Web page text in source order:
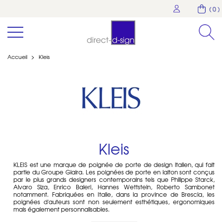
( 0 )
Accueil > Kleis
Kleis
KLEIS est une marque de poignée de porte de design italien, qui fait
partie du Groupe Giaira. Les poignées de porte en laiton sont conçus
par le plus grands designers contemporains tels que Philippe Starck,
Alvaro Siza, Enrico Baleri, Hannes Wettstein, Roberto Sambonet
notamment. Fabriquées en Italie, dans la province de Brescia, les
poignées d'auteurs sont non seulement esthétiques, ergonomiques
mais également personnalisables.